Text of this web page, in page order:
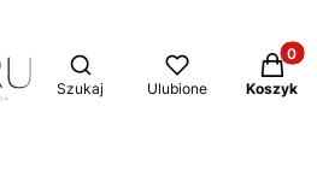
Otwórz wyszukiwarkę
Szukaj Ulubione Koszyk